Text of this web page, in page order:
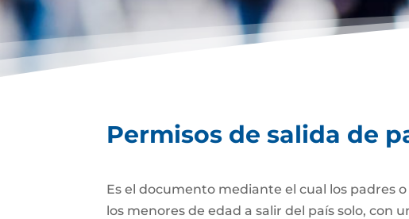
Permisos de salida de
Es el documento mediante el cual los padres
los menores de edad a salir del país solo, con